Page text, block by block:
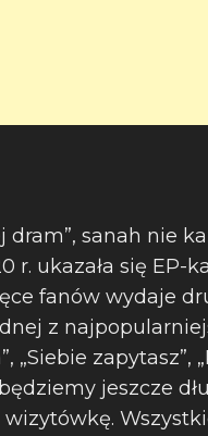
dram”, sanah nie
r. ukazała się EP-
fanów wydaje
z
„Siebie
jeszcze
wizytówkę.